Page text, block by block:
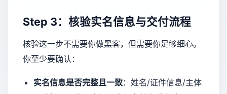
Step 3：核验实名信息与交付流程
核验这一步不需要你做黑客，但需要你足够细心。
你至少要确认：
实名信息是否完整且一致：姓名/证件信息/主体